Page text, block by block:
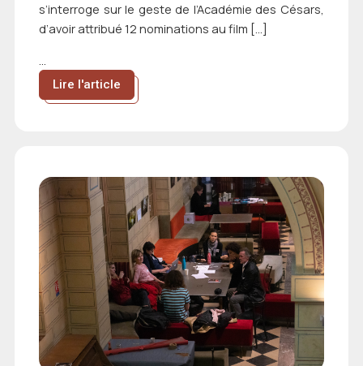
s’interroge sur le geste de l’Académie des Césars,
d’avoir attribué 12 nominations au film […]
Lire l'article